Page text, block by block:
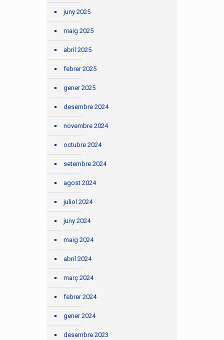
juny 2025
maig 2025
abril 2025
febrer 2025
gener 2025
desembre 2024
novembre 2024
octubre 2024
setembre 2024
agost 2024
juliol 2024
juny 2024
maig 2024
abril 2024
març 2024
febrer 2024
gener 2024
desembre 2023